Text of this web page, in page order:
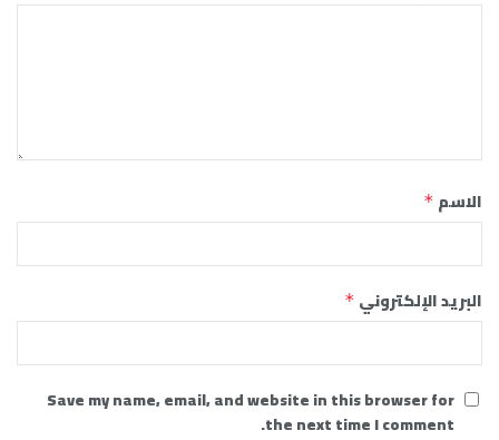
الاسم *
البريد الإلكتروني *
Save my name, email, and website in this browser for
the next time I comment.